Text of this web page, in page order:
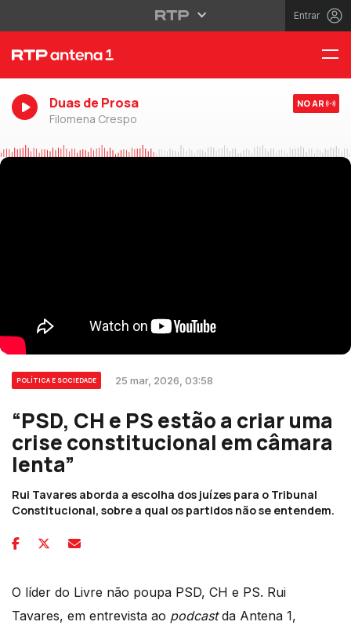
Entrar
Duas de Prosa
Filomena Crespo
NO AR
POLÍTICA E SOCIEDADE 25 mar, 2026, 03:58
“PSD, CH e PS estão a criar uma
crise constitucional em câmara
lenta”
Rui Tavares aborda a escolha dos juízes para o Tribunal
Constitucional, sobre a qual os partidos não se entendem.
O líder do Livre não poupa PSD, CH e PS. Rui
Tavares, em entrevista ao podcastda Antena 1,